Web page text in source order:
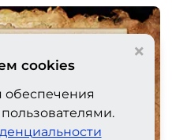
×
cookies
обеспечения